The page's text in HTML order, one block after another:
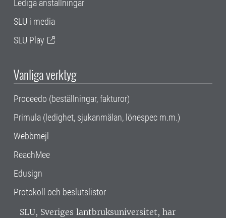
Lediga anställningar
SLU i media
SLU Play
Vanliga verktyg
Proceedo (beställningar, fakturor)
Primula (ledighet, sjukanmälan, lönespec m.m.)
Webbmejl
ReachMee
Edusign
Protokoll och beslutslistor
SLU, Sveriges lantbruksuniversitet, har